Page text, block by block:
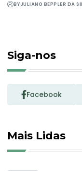
BYJULIANO BEPPLER DA
Siga-nos
Facebook
Mais Lidas